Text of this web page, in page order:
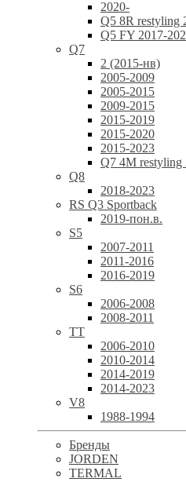
2020-
Q5 8R restyling
Q5 FY 2017-
Q7
2 (2015-нв)
2005-2009
2005-2015
2009-2015
2015-2019
2015-2020
2015-2023
Q7 4M restyling
Q8
2018-2023
RS Q3 Sportback
2019-пон.в.
S5
2007-2011
2011-2016
2016-2019
S6
2006-2008
2008-2011
TT
2006-2010
2010-2014
2014-2019
2014-2023
V8
1988-1994
Бренды
JORDEN
TERMAL